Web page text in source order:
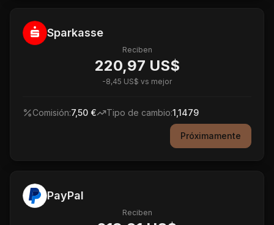
Sparkasse
Reciben
220,97 US$
-8,45 US$ vs mejor
Comisión:7,50 € Tipo de cambio:1,1479
Próximamente
PayPal
Reciben